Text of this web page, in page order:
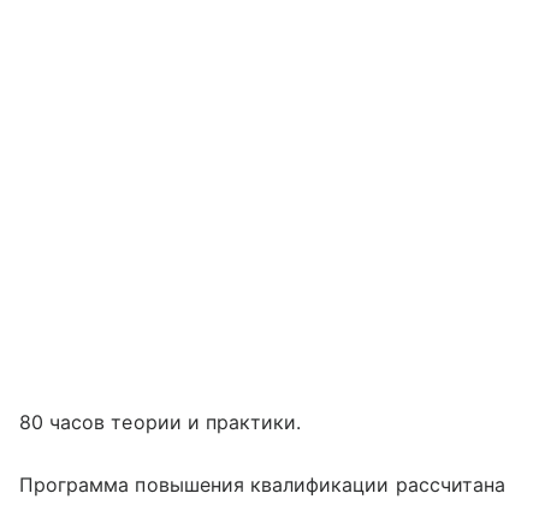
80 часов теории и практики.
Программа повышения квалификации рассчитана